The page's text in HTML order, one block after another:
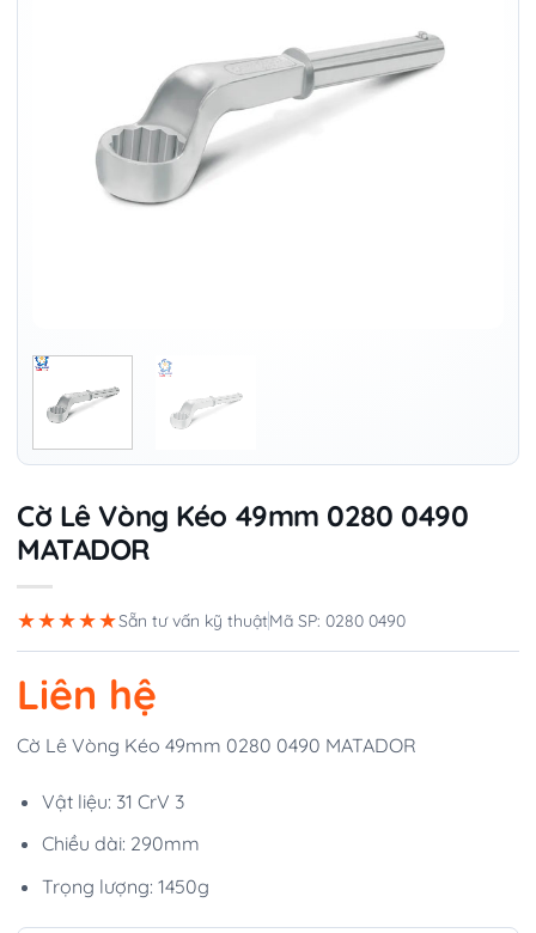
Cờ Lê Vòng Kéo 49mm 0280 0490
MATADOR
★★★★★Sẵn tư vấn kỹ thuậtMã SP: 0280 0490
Liên hệ
Cờ Lê Vòng Kéo 49mm 0280 0490 MATADOR
Vật liệu: 31 CrV 3
Chiều dài: 290mm
Trọng lượng: 1450g